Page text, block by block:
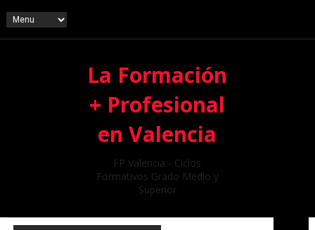
La Formación
+ Profesional
en Valencia
FP Valencia - Ciclos
Formativos Grado Medio y
Superior